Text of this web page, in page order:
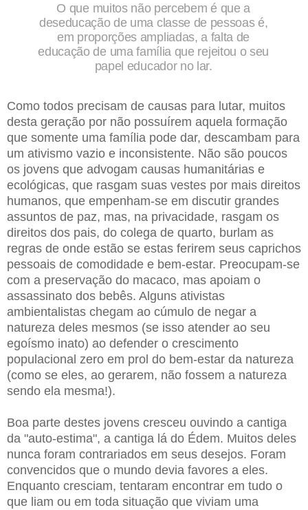
O que muitos não percebem é que a
deseducação de uma classe de pessoas é,
em proporções ampliadas, a falta de
educação de uma família que rejeitou o seu
papel educador no lar.
Como todos precisam de causas para lutar, muitos
desta geração por não possuírem aquela formação
que somente uma família pode dar, descambam para
um ativismo vazio e inconsistente. Não são poucos
os jovens que advogam causas humanitárias e
ecológicas, que rasgam suas vestes por mais direitos
humanos, que empenham-se em discutir grandes
assuntos de paz, mas, na privacidade, rasgam os
direitos dos pais, do colega de quarto, burlam as
regras de onde estão se estas ferirem seus caprichos
pessoais de comodidade e bem-estar. Preocupam-se
com a preservação do macaco, mas apoiam o
assassinato dos bebês. Alguns ativistas
ambientalistas chegam ao cúmulo de negar a
natureza deles mesmos (se isso atender ao seu
egoísmo inato) ao defender o crescimento
populacional zero em prol do bem-estar da natureza
(como se eles, ao gerarem, não fossem a natureza
sendo ela mesma!).
Boa parte destes jovens cresceu ouvindo a cantiga
da "auto-estima", a cantiga lá do Édem. Muitos deles
nunca foram contrariados em seus desejos. Foram
convencidos que o mundo devia favores a eles.
Enquanto cresciam, tentaram encontrar em tudo o
que liam ou em toda situação que viviam uma